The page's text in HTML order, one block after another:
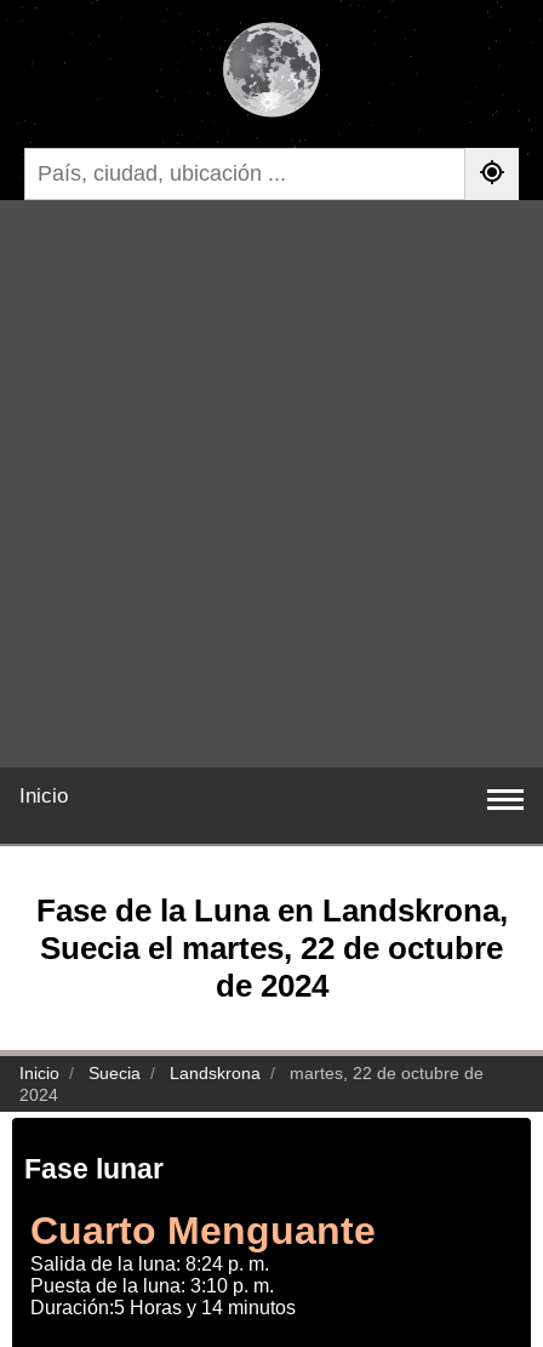
Inicio
Fase de la Luna en Landskrona,
Suecia el martes, 22 de octubre
de 2024
Inicio Suecia Landskrona
martes, 22 de octubre de
2024
Fase lunar
Cuarto Menguante
Salida de la luna: 8:24 p. m.
Puesta de la luna: 3:10 p. m.
Duración:5 Horas y 14 minutos